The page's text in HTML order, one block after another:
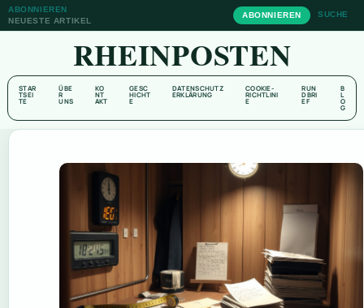
ABONNIEREN
NEUESTE ARTIKEL
ABONNIEREN SUCHE
RHEINPOSTEN
STAR
TSEI
TE
ÜBE
R
UNS
KO
NT
AKT
GESC
HICHT
E
DATENSCHUTZ
ERKLÄRUNG
COOKIE-
RICHTLINI
E
RUN
DBRI
EF
B
L
O
G